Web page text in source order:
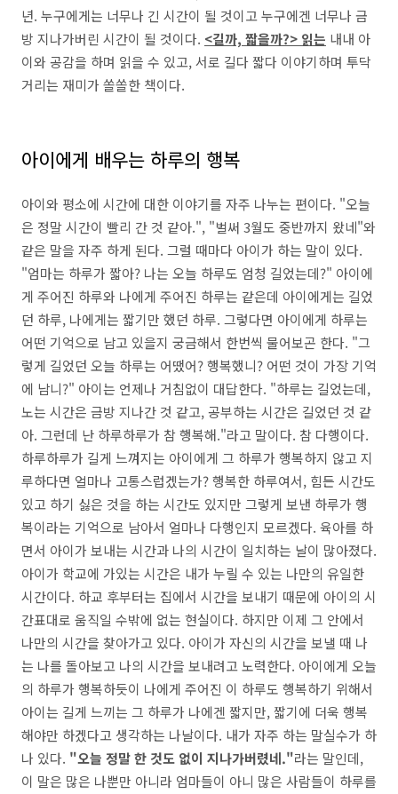
년. 누구에게는 너무나 긴 시간이 될 것이고 누구에겐 너무나 금
방 지나가버린 시간이 될 것이다. <길까, 짧을까?> 읽는 내내 아
이와 공감을 하며 읽을 수 있고, 서로 길다 짧다 이야기하며 투닥
거리는 재미가 쏠쏠한 책이다.
아이에게 배우는 하루의 행복
아이와 평소에 시간에 대한 이야기를 자주 나누는 편이다. "오늘
은 정말 시간이 빨리 간 것 같아.", "벌써 3월도 중반까지 왔네"와
같은 말을 자주 하게 된다. 그럴 때마다 아이가 하는 말이 있다.
"엄마는 하루가 짧아? 나는 오늘 하루도 엄청 길었는데?" 아이에
게 주어진 하루와 나에게 주어진 하루는 같은데 아이에게는 길었
던 하루, 나에게는 짧기만 했던 하루. 그렇다면 아이에게 하루는
어떤 기억으로 남고 있을지 궁금해서 한번씩 물어보곤 한다. "그
렇게 길었던 오늘 하루는 어땠어? 행복했니? 어떤 것이 가장 기억
에 남니?" 아이는 언제나 거침없이 대답한다. "하루는 길었는데,
노는 시간은 금방 지나간 것 같고, 공부하는 시간은 길었던 것 같
아. 그런데 난 하루하루가 참 행복해."라고 말이다. 참 다행이다.
하루하루가 길게 느껴지는 아이에게 그 하루가 행복하지 않고 지
루하다면 얼마나 고통스럽겠는가? 행복한 하루여서, 힘든 시간도
있고 하기 싫은 것을 하는 시간도 있지만 그렇게 보낸 하루가 행
복이라는 기억으로 남아서 얼마나 다행인지 모르겠다. 육아를 하
면서 아이가 보내는 시간과 나의 시간이 일치하는 날이 많아졌다.
아이가 학교에 가있는 시간은 내가 누릴 수 있는 나만의 유일한
시간이다. 하교 후부터는 집에서 시간을 보내기 때문에 아이의 시
간표대로 움직일 수밖에 없는 현실이다. 하지만 이제 그 안에서
나만의 시간을 찾아가고 있다. 아이가 자신의 시간을 보낼 때 나
는 나를 돌아보고 나의 시간을 보내려고 노력한다. 아이에게 오늘
의 하루가 행복하듯이 나에게 주어진 이 하루도 행복하기 위해서
아이는 길게 느끼는 그 하루가 나에겐 짧지만, 짧기에 더욱 행복
해야만 하겠다고 생각하는 나날이다. 내가 자주 하는 말실수가 하
나 있다. "오늘 정말 한 것도 없이 지나가버렸네."라는 말인데,
이 말은 많은 나뿐만 아니라 엄마들이 아니 많은 사람들이 하루를